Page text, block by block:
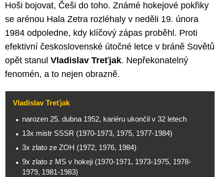
Hoši bojovat, Češi do toho. Známé hokejové pokřiky
se arénou Hala Zetra rozléhaly v neděli 19. února
1984 odpoledne, kdy klíčový zápas proběhl. Proti
efektivní československé útočné letce v bráně Sovětů
opět stanul Vladislav Treťjak. Nepřekonatelný
fenomén, a to nejen obrazně.
Vladislav Treťjak
narozen 25. dubna 1952, kariéru ukončil v 32 letech
13x mistr SSSR (1970-1973, 1975, 1977-1984)
3x zlato ze ZOH (1972, 1976, 1984)
9x zlato z MS v hokeji (1970-1971, 1973-1975, 1978-
1979, 1981-1983)